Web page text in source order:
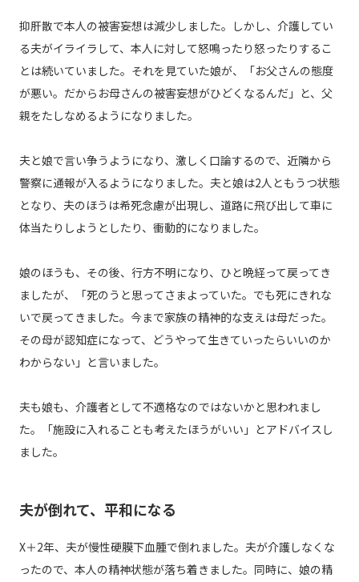
抑肝散で本人の被害妄想は減少しました。しかし、介護してい
る夫がイライラして、本人に対して怒鳴ったり怒ったりするこ
とは続いていました。それを見ていた娘が、「お父さんの態度
が悪い。だからお母さんの被害妄想がひどくなるんだ」と、父
親をたしなめるようになりました。
夫と娘で言い争うようになり、激しく口論するので、近隣から
警察に通報が入るようになりました。夫と娘は2人ともうつ状態
となり、夫のほうは希死念慮が出現し、道路に飛び出して車に
体当たりしようとしたり、衝動的になりました。
娘のほうも、その後、行方不明になり、ひと晩経って戻ってき
ましたが、「死のうと思ってさまよっていた。でも死にきれな
いで戻ってきました。今まで家族の精神的な支えは母だった。
その母が認知症になって、どうやって生きていったらいいのか
わからない」と言いました。
夫も娘も、介護者として不適格なのではないかと思われまし
た。「施設に入れることも考えたほうがいい」とアドバイスし
ました。
夫が倒れて、平和になる
X＋2年、夫が慢性硬膜下血腫で倒れました。夫が介護しなくな
ったので、本人の精神状態が落ち着きました。同時に、娘の精